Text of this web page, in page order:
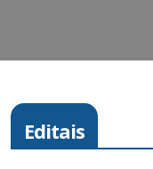
Editais